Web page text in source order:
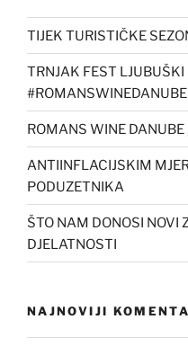
TIJEK TURISTIČKE
TRNJAK FEST
#ROMANSWINEDANUBE
ROMANS WINE
ANTIINFLACIJSKIM
PODUZETNIKA
ŠTO NAM DONOSI NOVI
DJELATNOSTI
NAJNOVIJI